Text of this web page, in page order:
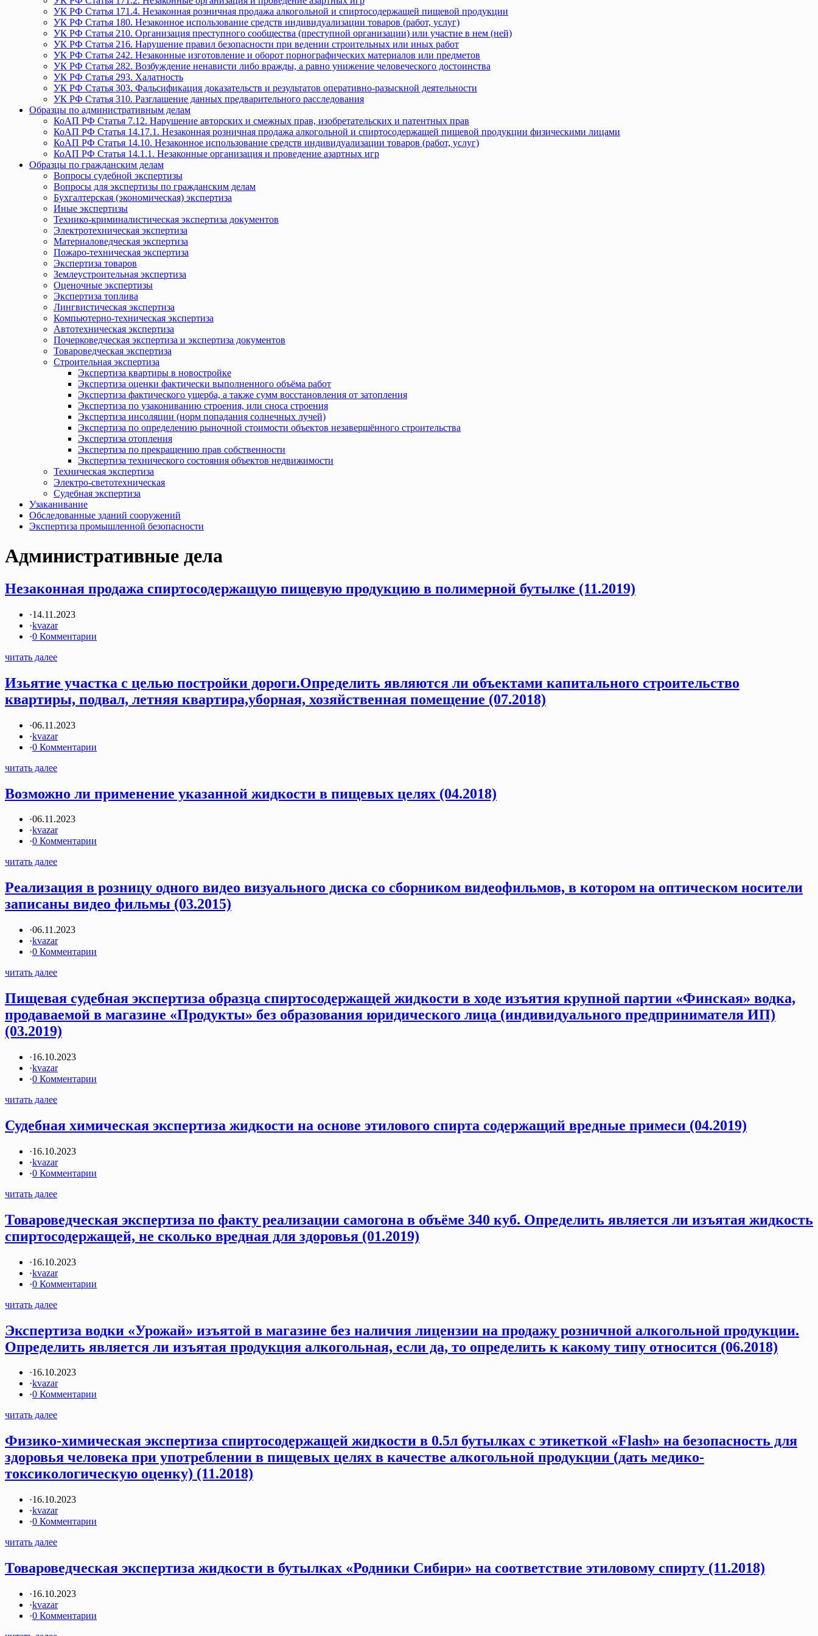
УК РФ Статья 171.4. Незаконная розничная продажа алкогольной и спиртосодержащей пищевой продукции
УК РФ Статья 180. Незаконное использование средств индивидуализации товаров (работ, услуг)
УК РФ Статья 210. Организация преступного сообщества (преступной организации) или участие в нем (ней)
УК РФ Статья 216. Нарушение правил безопасности при ведении строительных или иных работ
УК РФ Статья 242. Незаконные изготовление и оборот порнографических материалов или предметов
УК РФ Статья 282. Возбуждение ненависти либо вражды, а равно унижение человеческого достоинства
УК РФ Статья 293. Халатность
УК РФ Статья 303. Фальсификация доказательств и результатов оперативно-разыскной деятельности
УК РФ Статья 310. Разглашение данных предварительного расследования
Образцы по административным делам
КоАП РФ Статья 7.12. Нарушение авторских и смежных прав, изобретательских и патентных прав
КоАП РФ Статья 14.17.1. Незаконная розничная продажа алкогольной и спиртосодержащей пищевой продукции физическими лицами
КоАП РФ Статья 14.10. Незаконное использование средств индивидуализации товаров (работ, услуг)
КоАП РФ Статья 14.1.1. Незаконные организация и проведение азартных игр
Образцы по гражданским делам
Вопросы судебной экспертизы
Вопросы для экспертизы по гражданским делам
Бухгалтерская (экономическая) экспертиза
Иные экспертизы
Технико-криминалистическая экспертиза документов
Электротехническая экспертиза
Материаловедческая экспертиза
Пожаро-техническая экспертиза
Экспертиза товаров
Землеустроительная экспертиза
Оценочные экспертизы
Экспертиза топлива
Лингвистическая экспертиза
Компьютерно-техническая экспертиза
Автотехническая экспертиза
Почерковедческая экспертиза и экспертиза документов
Товароведческая экспертиза
Строительная экспертиза
Экспертиза квартиры в новостройке
Экспертиза оценки фактически выполненного объёма работ
Экспертиза фактического ущерба, а также сумм восстановления от затопления
Экспертиза по узакониванию строения, или сноса строения
Экспертиза инсоляции (норм попадания солнечных лучей)
Экспертиза по определению рыночной стоимости объектов незавершённого строительства
Экспертиза отопления
Экспертиза по прекращению прав собственности
Экспертиза технического состояния объектов недвижимости
Техническая экспертиза
Электро-светотехническая
Судебная экспертиза
Узаканивание
Обследованные зданий сооружений
Экспертиза промышленной безопасности
Административные дела
Незаконная продажа спиртосодержащую пищевую продукцию в полимерной бутылке (11.2019)
·14.11.2023
·kvazar
·0 Комментарии
читать далее
Изьятие участка с целью постройки дороги.Определить являются ли объектами капитального строительство
квартиры, подвал, летняя квартира,уборная, хозяйственная помещение (07.2018)
·06.11.2023
·kvazar
·0 Комментарии
читать далее
Возможно ли применение указанной жидкости в пищевых целях (04.2018)
·06.11.2023
·kvazar
·0 Комментарии
читать далее
Реализация в розницу одного видео визуального диска со сборником видеофильмов, в котором на оптическом носители
записаны видео фильмы (03.2015)
·06.11.2023
·kvazar
·0 Комментарии
читать далее
Пищевая судебная экспертиза образца спиртосодержащей жидкости в ходе изъятия крупной партии «Финская» водка,
продаваемой в магазине «Продукты» без образования юридического лица (индивидуального предпринимателя ИП)
(03.2019)
·16.10.2023
·kvazar
·0 Комментарии
читать далее
Судебная химическая экспертиза жидкости на основе этилового спирта содержащий вредные примеси (04.2019)
·16.10.2023
·kvazar
·0 Комментарии
читать далее
Товароведческая экспертиза по факту реализации самогона в объёме 340 куб. Определить является ли изъятая жидкость
спиртосодержащей, не сколько вредная для здоровья (01.2019)
·16.10.2023
·kvazar
·0 Комментарии
читать далее
Экспертиза водки «Урожай» изъятой в магазине без наличия лицензии на продажу розничной алкогольной продукции.
Определить является ли изъятая продукция алкогольная, если да, то определить к какому типу относится (06.2018)
·16.10.2023
·kvazar
·0 Комментарии
читать далее
Физико-химическая экспертиза спиртосодержащей жидкости в 0.5л бутылках с этикеткой «Flash» на безопасность для
здоровья человека при употреблении в пищевых целях в качестве алкогольной продукции (дать медико-
токсикологическую оценку) (11.2018)
·16.10.2023
·kvazar
·0 Комментарии
читать далее
Товароведческая экспертиза жидкости в бутылках «Родники Сибири» на соответствие этиловому спирту (11.2018)
·16.10.2023
·kvazar
·0 Комментарии